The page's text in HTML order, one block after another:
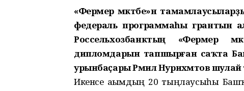
«Фермер мәктәбе»н
федераль программаһы грантын
Россельхозбанктың «Фермер
дипломдарын тапшырған саҡта
урынбаҫары Рәмил Нуриәхмәтов шулай
Икенсе ағымдың 20 тыңлаусыһы